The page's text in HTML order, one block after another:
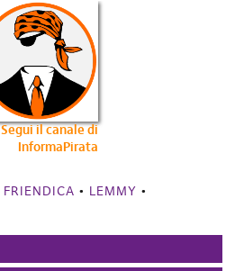
Segui il canale di
InformaPirata
FRIENDICA • LEMMY •